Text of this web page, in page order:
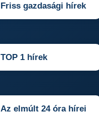
Friss gazdasági hírek
TOP 1 hírek
Az elmúlt 24 óra hírei